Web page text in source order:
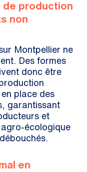
de production
non
Montpellier ne
Des formes
donc être
place des
garantissant
et
écologique
en